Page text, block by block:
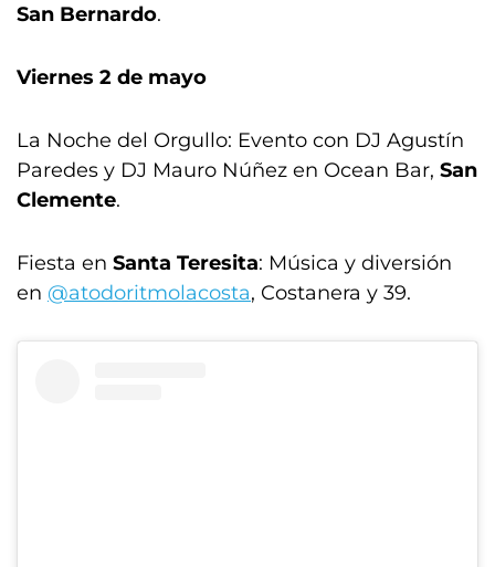
San Bernardo.
Viernes 2 de mayo
La Noche del Orgullo: Evento con DJ Agustín
Paredes y DJ Mauro Núñez en Ocean Bar, San
Clemente.
Fiesta en Santa Teresita: Música y diversión
en @atodoritmolacosta, Costanera y 39.